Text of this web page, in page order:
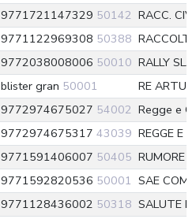
9771721147329 50142 RACC.
9771122969308 50388
9772038008006 50010 RALLY
blister gran 50001
RE ARTU5
9772974675027 54002 Regge e
9772974675317 43039 REGGE E
9771591406007 50405 RUMORE
9771592820536 50001 SAE
9771128436002 50318 SALUTE